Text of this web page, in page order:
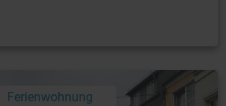
Ferienwohnung